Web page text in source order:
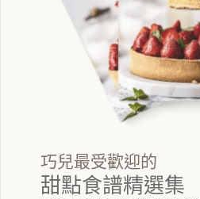
巧兒最受歡迎的
甜點食譜精選集